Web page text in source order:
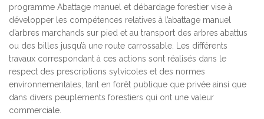
programme Abattage manuel et débardage forestier vise à
développer les compétences relatives à l’abattage manuel
d’arbres marchands sur pied et au transport des arbres abattus
ou des billes jusqu’à une route carrossable. Les différents
travaux correspondant à ces actions sont réalisés dans le
respect des prescriptions sylvicoles et des normes
environnementales, tant en forêt publique que privée ainsi que
dans divers peuplements forestiers qui ont une valeur
commerciale.